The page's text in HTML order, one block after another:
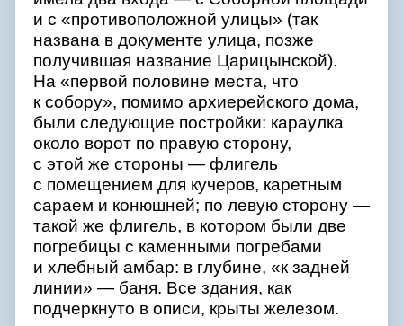
и с «противоположной улицы» (так
названа в документе улица, позже
получившая название Царицынской).
На «первой половине места, что
к собору», помимо архиерейского дома,
были следующие постройки: караулка
около ворот по правую сторону,
с этой же стороны — флигель
с помещением для кучеров, каретным
сараем и конюшней; по левую сторону —
такой же флигель, в котором были две
погребицы с каменными погребами
и хлебный амбар: в глубине, «к задней
линии» — баня. Все здания, как
подчеркнуто в описи, крыты железом.